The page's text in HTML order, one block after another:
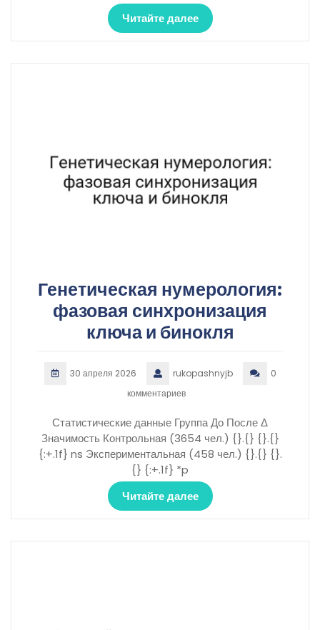
Читайте далее
Генетическая нумерология:
фазовая синхронизация
ключа и бинокля
30 апреля 2026 rukopashnyjb
0
комментариев
Статистические данные Группа До После Δ
Значимость Контрольная (3654 чел.) {}.{} {}.{}
{:+.1f} ns Экспериментальная (458 чел.) {}.{} {}.
{} {:+.1f} *p
Читайте далее